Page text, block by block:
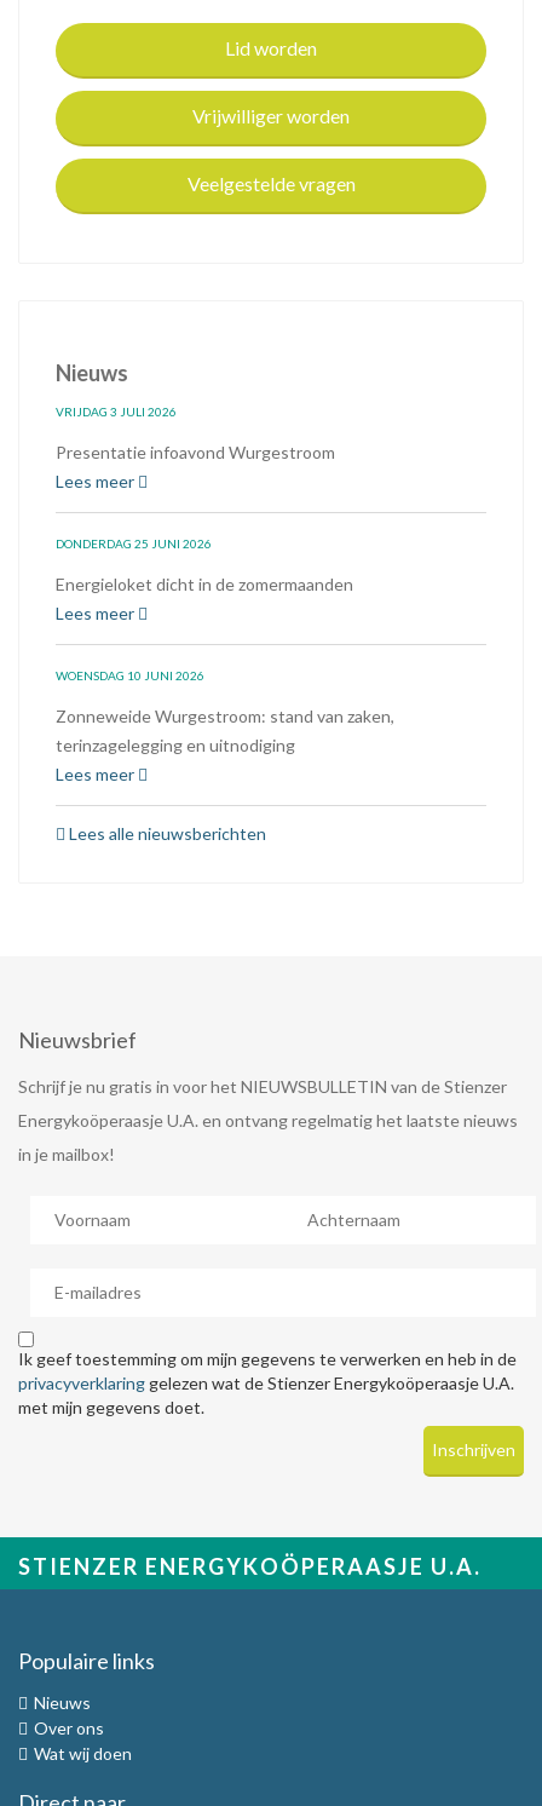
Lid worden
Vrijwilliger worden
Veelgestelde vragen
Nieuws
VRIJDAG 3 JULI 2026
Presentatie infoavond Wurgestroom
Lees meer
DONDERDAG 25 JUNI 2026
Energieloket dicht in de zomermaanden
Lees meer
WOENSDAG 10 JUNI 2026
Zonneweide Wurgestroom: stand van zaken,
terinzagelegging en uitnodiging
Lees meer
Lees alle nieuwsberichten
Nieuwsbrief
Schrijf je nu gratis in voor het NIEUWSBULLETIN van de Stienzer
Energykoöperaasje U.A. en ontvang regelmatig het laatste nieuws
in je mailbox!
Ik geef toestemming om mijn gegevens te verwerken en heb in de
privacyverklaring gelezen wat de Stienzer Energykoöperaasje U.A.
met mijn gegevens doet.
STIENZER ENERGYKOÖPERAASJE U.A.
Populaire links
Nieuws
Over ons
Wat wij doen